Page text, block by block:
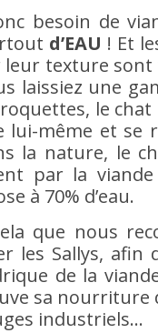
besoin de
d’EAU ! Et
texture sont
laissiez une
le chat
lui-même et se
la nature, le
par la viande
à 70% d’eau.
que nous
les Sallys, afin
de la
sa nourriture
industriels…